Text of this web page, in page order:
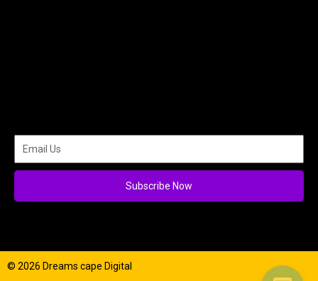
Subscribe Now
© 2026 Dreams cape Digital